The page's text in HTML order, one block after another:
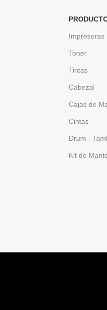
Impresoras
Toner
Tintas
Cabezal
Cajas de
Cintas
Drum -
Kit de